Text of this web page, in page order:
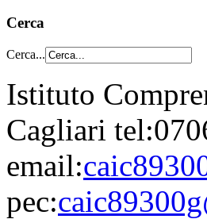
Cerca
Cerca...
Istituto
Cagliari
email:
pec: